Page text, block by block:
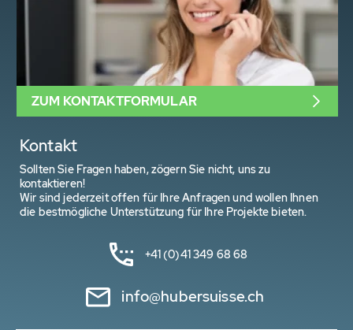
Kontakt
Sollten Sie Fragen haben, zögern Sie nicht, uns zu
kontaktieren!
Wir sind jederzeit offen für Ihre Anfragen und wollen Ihnen
die bestmögliche Unterstützung für Ihre Projekte bieten.
+41 (0)41 349 68 68
info@hubersuisse.ch
ZUM KONTAKTFORMULAR